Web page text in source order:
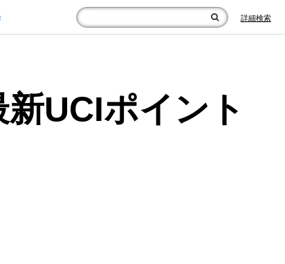
詳細検索
UCIポイント